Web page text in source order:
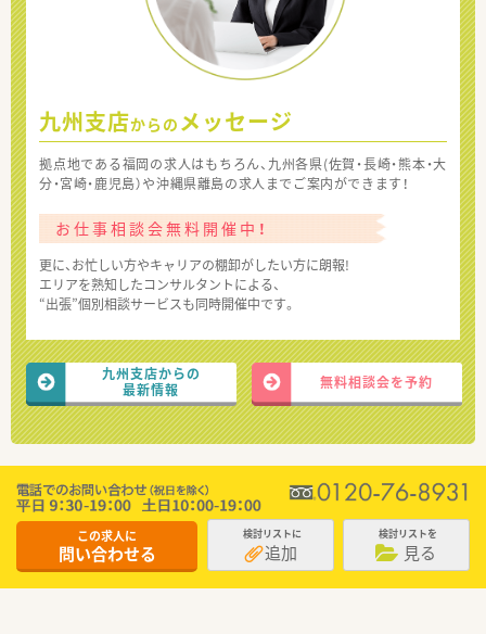
九州支店からの メッセージ
拠点地である福岡の求人はもちろん、九州各県(佐賀・長崎・熊本・大
分・宮崎・鹿児島）や沖縄県離島の求人までご案内ができます！
お仕事相談会無料開催中！
更に、お忙しい方やキャリアの棚卸がしたい方に朗報!
エリアを熟知したコンサルタントによる、
“出張”個別相談サービスも同時開催中です。
九州支店からの
最新情報
無料相談会を予約
この求人に
問い合わせる
検討リストに
追加
検討リストを
見る